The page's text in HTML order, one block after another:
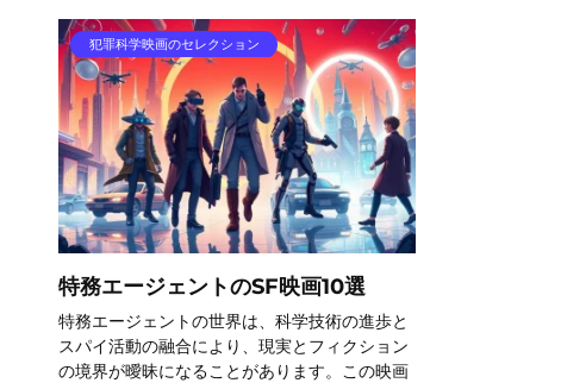
犯罪科学映画のセレクション
特務エージェントのSF映画10選
特務エージェントの世界は、科学技術の進歩と
スパイ活動の融合により、現実とフィクション
の境界が曖昧になることがあります。この映画